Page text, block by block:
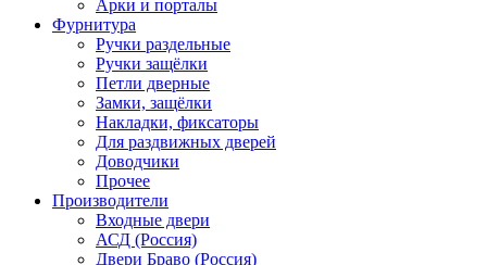
Арки и порталы
Фурнитура
Ручки раздельные
Ручки защёлки
Петли дверные
Замки, защёлки
Накладки, фиксаторы
Для раздвижных дверей
Доводчики
Прочее
Производители
Входные двери
АСД (Россия)
Двери Браво (Россия)